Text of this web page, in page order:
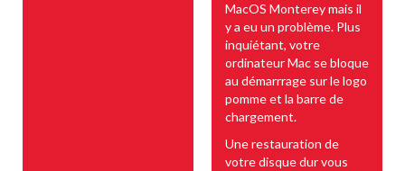
MacOS Monterey mais il
y a eu un problème. Plus
inquiétant, votre
ordinateur Mac se bloque
au démarrrage sur le logo
pomme et la barre de
chargement.
Une restauration de
votre disque dur vous